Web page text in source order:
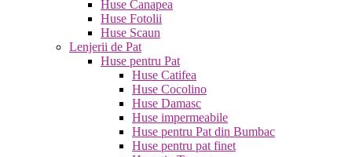
Huse Canapea
Huse Fotolii
Huse Scaun
Lenjerii de Pat
Huse pentru Pat
Huse Catifea
Huse Cocolino
Huse Damasc
Huse impermeabile
Huse pentru Pat din Bumbac
Huse pentru pat finet